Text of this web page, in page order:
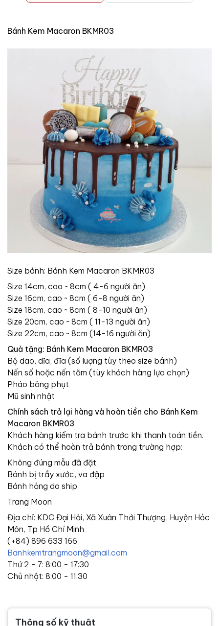
Bánh Kem Macaron BKMR03
Size bánh: Bánh Kem Macaron BKMR03
Size 14cm, cao ~ 8cm ( 4-6 người ăn)
Size 16cm, cao ~ 8cm ( 6-8 người ăn)
Size 18cm, cao ~ 8cm ( 8-10 người ăn)
Size 20cm, cao ~ 8cm ( 11-13 người ăn)
Size 22cm, cao ~ 8cm (14-16 người ăn)
Quà tặng: Bánh Kem Macaron BKMR03
Bộ dao, dĩa, đĩa (số luợng tùy theo size bánh)
Nến số hoặc nến tăm (tùy khách hàng lựa chọn)
Pháo bông phụt
Mũ sinh nhật
Chính sách trả lại hàng và hoàn tiền cho Bánh Kem
Macaron BKMR03
Khách hàng kiểm tra bánh trước khi thanh toán tiền.
Khách có thể hoàn trả bánh trong trường hợp:
Không đúng mẫu đã đặt
Bánh bị trầy xước, va đập
Bánh hỏng do ship
Trang Moon
Địa chỉ: KDC Đại Hải, Xã Xuân Thới Thượng, Huyện Hóc
Môn, Tp Hồ Chí Minh
(+84) 896 633 166
Banhkemtrangmoon@gmail.com
Thứ 2 - 7: 8:00 - 17:30
Chủ nhật: 8:00 - 11:30
Thông số kỹ thuật